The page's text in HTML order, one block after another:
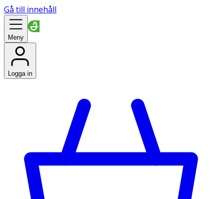
Gå till innehåll
Meny
Logga in